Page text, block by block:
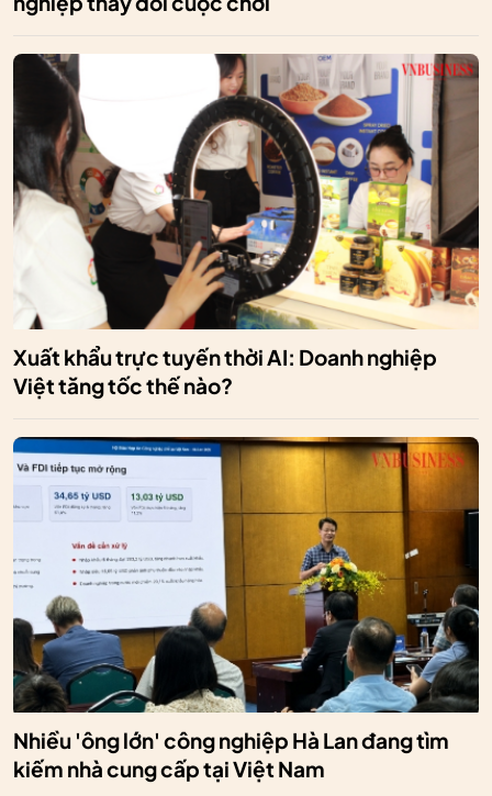
Xuất khẩu trực tuyến thời AI: Doanh nghiệp
Việt tăng tốc thế nào?
Nhiều 'ông lớn' công nghiệp Hà Lan đang tìm
kiếm nhà cung cấp tại Việt Nam